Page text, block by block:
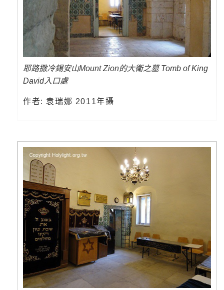
耶路撒冷錫安山Mount Zion的大衛之墓 Tomb of King
David入口處
作者: 袁瑞娜 2011年攝